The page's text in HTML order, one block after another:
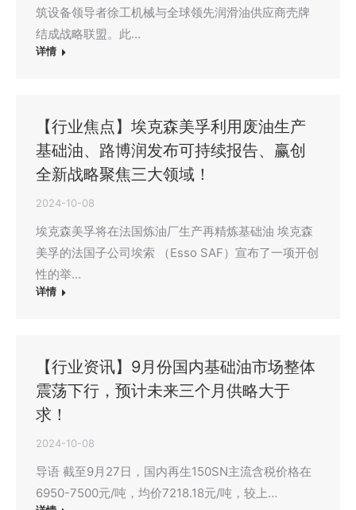
筑设备领导者徐工机械与全球领先润滑油供应商壳牌
结成战略联盟。此…
详情
【行业焦点】埃克森美孚利用废油生产
基础油、路博润发布可持续报告、赢创
全新战略聚焦三大领域！
2024-10-08
埃克森美孚将在法国炼油厂生产再精炼基础油 埃克森
美孚的法国子公司埃索 （Esso SAF）宣布了一项开创
性的举…
详情
【行业资讯】9月份国内基础油市场整体
震荡下行，预计未来三个月供略大于
求！
2024-10-08
导语 截至9月27日，国内再生150SN主流含税价格在
6950-7500元/吨，均价7218.18元/吨，较上…